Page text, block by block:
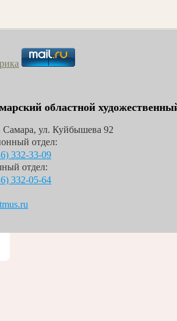
областной
Самара, ул. Куйбышева 92
отдел:
332-33-09
отдел:
332-05-64